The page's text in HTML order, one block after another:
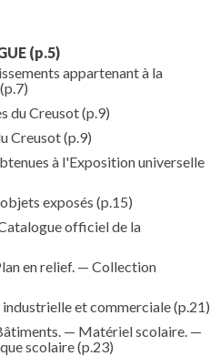
(p.5)
appartenant à la
(p.7)
du Creusot(p.9)
Creusot(p.9)
à l'Exposition universelle
exposés (p.15)
officiel de la
en relief. — Collection
et commerciale(p.21)
— Matériel scolaire. —
scolaire(p.23)